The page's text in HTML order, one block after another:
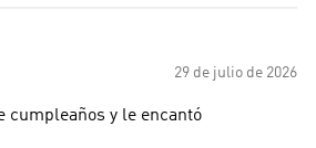
29 de julio de 2026
cumpleaños y le encantó